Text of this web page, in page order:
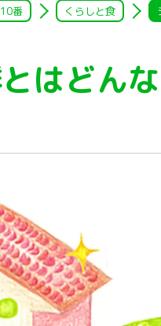
陸の動物
水の動物
身近なふしぎ
理科の実験
番 くらしと食
はどん